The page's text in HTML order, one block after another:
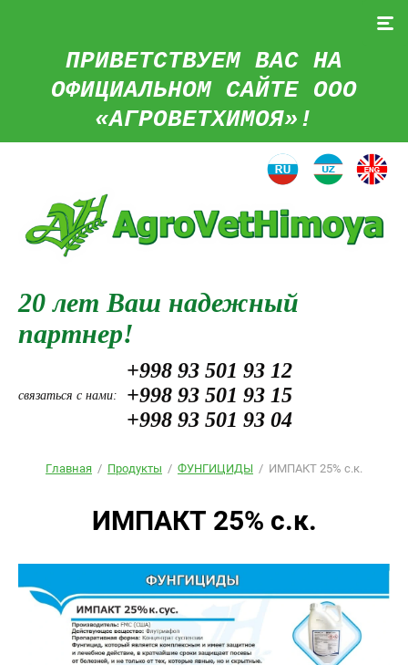
ПРИВЕТСТВУЕМ ВАС НА
ОФИЦИАЛЬНОМ САЙТЕ ООО
«АГРОВЕТХИМОЯ»!
20 лет Ваш надежный
партнер!
связаться с нами:
+998 93 501 93 12
+998 93 501 93 15
+998 93 501 93 04
Главная / Продукты / ФУНГИЦИДЫ / ИМПАКТ 25% с.к.
ИМПАКТ 25% с.к.